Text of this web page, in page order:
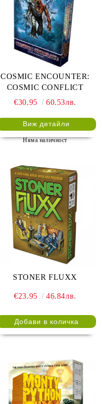
COSMIC ENCOUNTER:
COSMIC CONFLICT
€30.95
60.53лв.
Виж детайли
Няма наличност
STONER FLUXX
€23.95 46.84лв.